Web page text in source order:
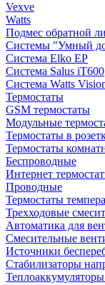
Vexve
Watts
Подмес обратной
Системы "Умный
Система Elko EP
Система Salus iT600
Система Watts
Термостаты
GSM термостаты
Модульные
Термостаты в
Термостаты
Беспроводные
Интернет
Проводные
Термостаты
Трехходовые
Автоматика для
Смесительные
Источники
Стабилизаторы